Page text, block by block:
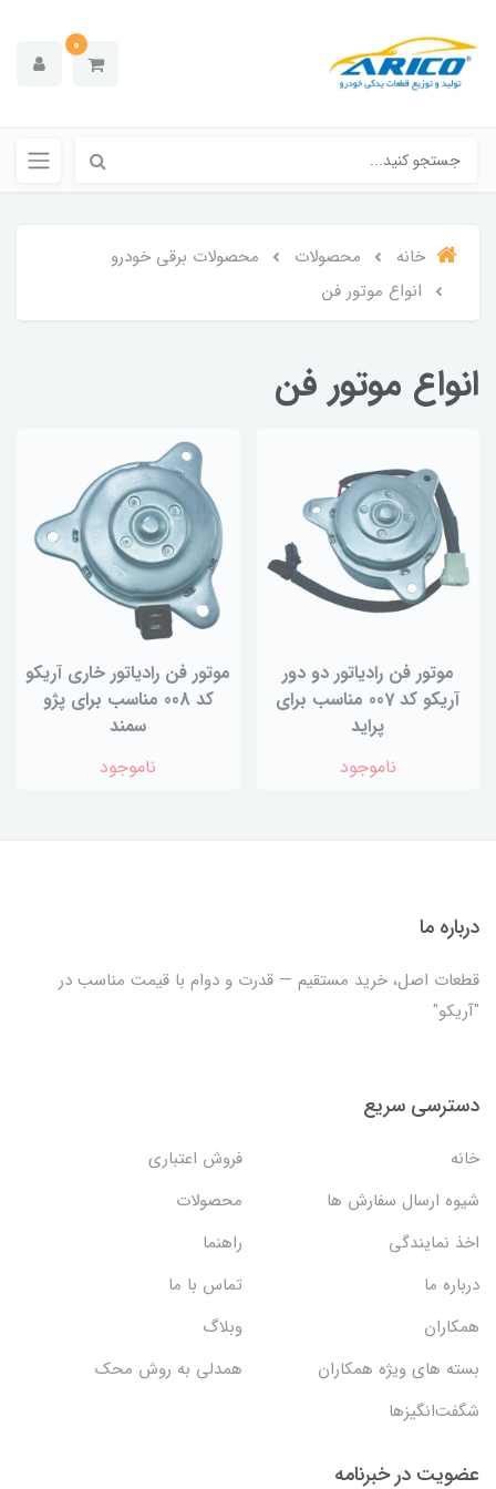
0
خانه محصولات
محصولات برقی خودرو
انواع موتور فن
انواع موتور فن
موتور فن رادیاتور دو دور
آریکو کد 007 مناسب برای
پراید
ناموجود
موتور فن رادیاتور خاری آریکو
کد 008 مناسب برای پژو
سمند
ناموجود
درباره ما
قطعات اصل، خرید مستقیم — قدرت و دوام با قیمت مناسب در
"آریکو"
دسترسی سریع
خانه
فروش اعتباری
شیوه ارسال سفارش ها
محصولات
اخذ نمایندگی
راهنما
درباره ما
تماس با ما
همکاران
وبلاگ
بسته های ویژه همکاران
همدلی به روش محک
شگفت‌انگیزها
عضویت در خبرنامه